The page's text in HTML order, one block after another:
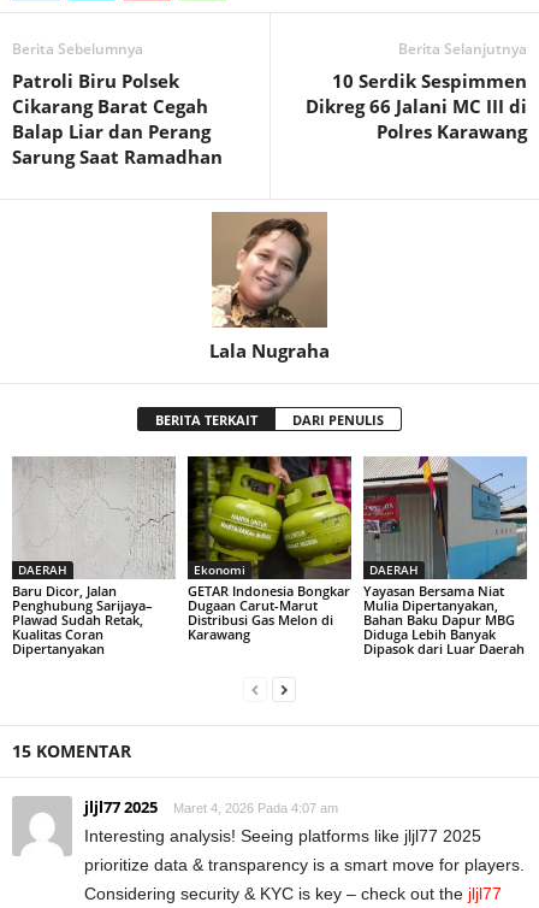
Berita Sebelumnya
Patroli Biru Polsek
Cikarang Barat Cegah
Balap Liar dan Perang
Sarung Saat Ramadhan
Berita Selanjutnya
10 Serdik Sespimmen
Dikreg 66 Jalani MC III di
Polres Karawang‎
Lala Nugraha
BERITA TERKAIT DARI PENULIS
DAERAH
Baru Dicor, Jalan
Penghubung Sarijaya–
Plawad Sudah Retak,
Kualitas Coran
Dipertanyakan
Ekonomi
GETAR Indonesia Bongkar
Dugaan Carut-Marut
Distribusi Gas Melon di
Karawang
DAERAH
Yayasan Bersama Niat
Mulia Dipertanyakan,
Bahan Baku Dapur MBG
Diduga Lebih Banyak
Dipasok dari Luar Daerah
15 KOMENTAR
jljl77 2025 Maret 4, 2026 Pada 4:07 am
Interesting analysis! Seeing platforms like jljl77 2025
prioritize data & transparency is a smart move for players.
Considering security & KYC is key – check out the jljl77